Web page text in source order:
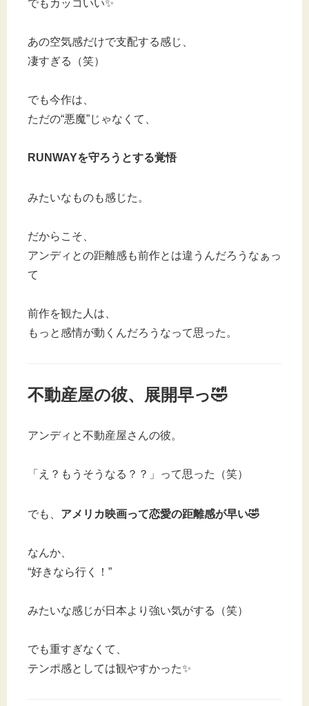
でもカッコいい✨
あの空気感だけで支配する感じ、
凄すぎる（笑）
でも今作は、
ただの“悪魔”じゃなくて、
RUNWAYを守ろうとする覚悟
みたいなものも感じた。
だからこそ、
アンディとの距離感も前作とは違うんだろうなぁっ
て
前作を観た人は、
もっと感情が動くんだろうなって思った。
不動産屋の彼、展開早っ🤣
アンディと不動産屋さんの彼。
「え？もうそうなる？？」って思った（笑）
でも、 アメリカ映画って恋愛の距離感が早い🤣
なんか、
“好きなら行く！”
みたいな感じが日本より強い気がする（笑）
でも重すぎなくて、
テンポ感としては観やすかった✨